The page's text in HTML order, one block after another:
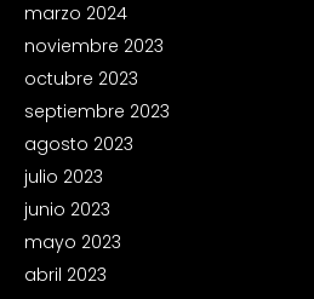
marzo 2024
noviembre 2023
octubre 2023
septiembre 2023
agosto 2023
julio 2023
junio 2023
mayo 2023
abril 2023